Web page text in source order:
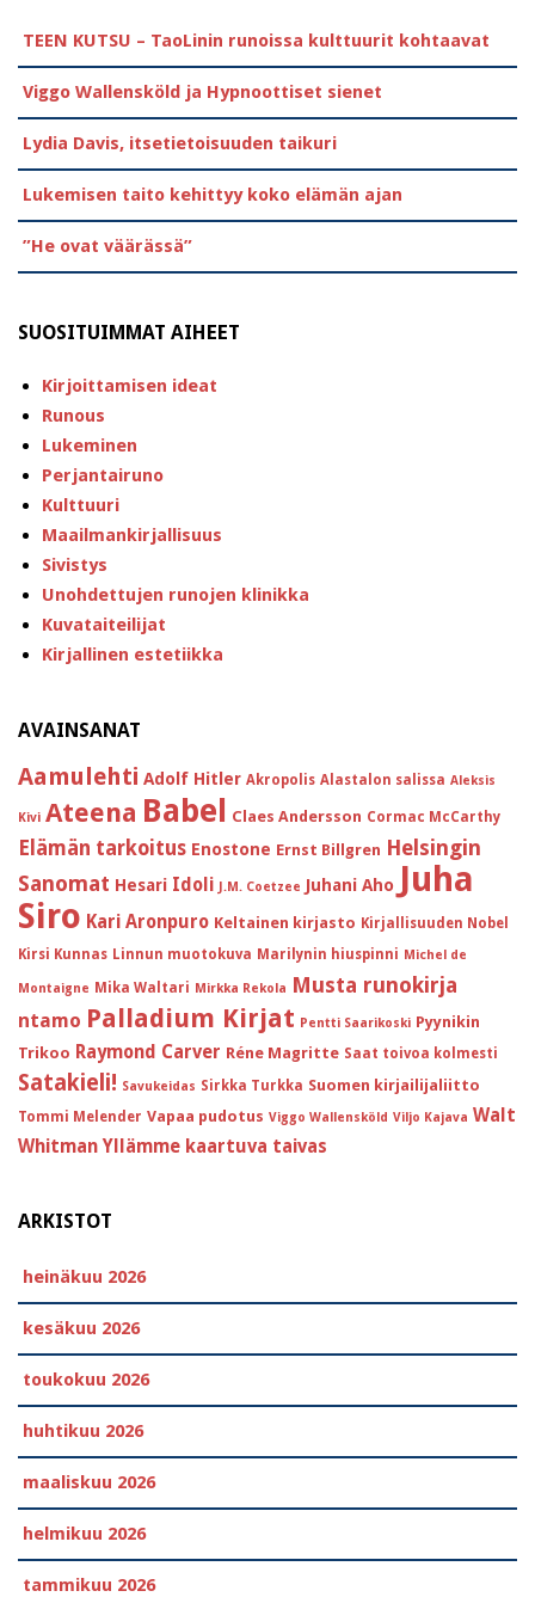
TEEN KUTSU – TaoLinin runoissa kulttuurit kohtaavat
Viggo Wallensköld ja Hypnoottiset sienet
Lydia Davis, itsetietoisuuden taikuri
Lukemisen taito kehittyy koko elämän ajan
”He ovat väärässä”
SUOSITUIMMAT AIHEET
Kirjoittamisen ideat
Runous
Lukeminen
Perjantairuno
Kulttuuri
Maailmankirjallisuus
Sivistys
Unohdettujen runojen klinikka
Kuvataiteilijat
Kirjallinen estetiikka
AVAINSANAT
Aamulehti Adolf Hitler Akropolis Alastalon salissa Aleksis
Kivi Ateena Babel Claes Andersson Cormac McCarthy
Elämän tarkoitus Enostone Ernst Billgren Helsingin
Sanomat Hesari Idoli J.M. Coetzee Juhani Aho Juha
Siro Kari Aronpuro Keltainen kirjasto Kirjallisuuden Nobel
Kirsi Kunnas Linnun muotokuva Marilynin hiuspinni Michel de
Montaigne Mika Waltari Mirkka Rekola Musta runokirja
ntamo Palladium Kirjat Pentti Saarikoski Pyynikin
Trikoo Raymond Carver Réne Magritte Saat toivoa kolmesti
Satakieli! Savukeidas Sirkka Turkka Suomen kirjailijaliitto
Tommi Melender Vapaa pudotus Viggo Wallensköld Viljo Kajava Walt
Whitman Yllämme kaartuva taivas
ARKISTOT
heinäkuu 2026
kesäkuu 2026
toukokuu 2026
huhtikuu 2026
maaliskuu 2026
helmikuu 2026
tammikuu 2026